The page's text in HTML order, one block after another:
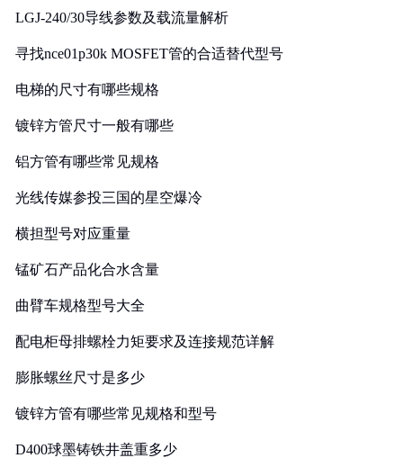
LGJ-240/30导线参数及载流量解析
寻找nce01p30k MOSFET管的合适替代型号
电梯的尺寸有哪些规格
镀锌方管尺寸一般有哪些
铝方管有哪些常见规格
光线传媒参投三国的星空爆冷
横担型号对应重量
锰矿石产品化合水含量
曲臂车规格型号大全
配电柜母排螺栓力矩要求及连接规范详解
膨胀螺丝尺寸是多少
镀锌方管有哪些常见规格和型号
D400球墨铸铁井盖重多少